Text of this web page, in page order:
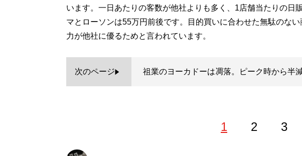
います。一日あたりの客数が他社よりも多く、1店舗当たりの日
マとローソンは55万円前後です。目的買いに合わせた無駄のな
力が他社に優るためと言われています。
次のページ 祖業のヨーカドーは凋落。ピーク時から半
1 2 3